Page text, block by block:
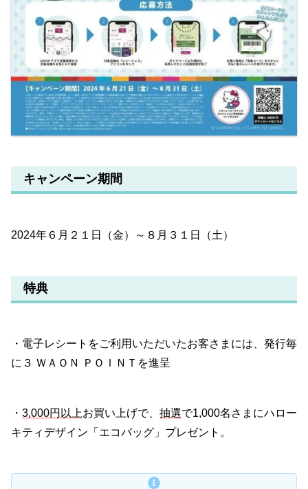
キャンペーン期間
2024年６月２１日（金）～８月３１日（土）
特典
・電子レシートをご利用いただいたお客さまには、発行毎
に３ ＷＡＯＮ ＰＯＩＮＴを進呈
・ 3,000円以上お買い上げで、 抽選で1,000名さまにハロー
キティデザイン「エコバッグ」プレゼント。